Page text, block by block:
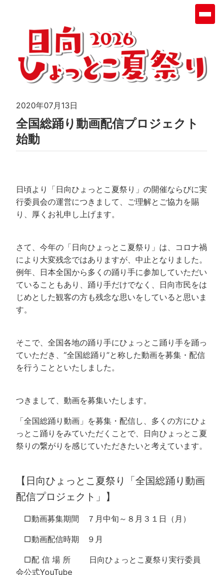
2020年07月13日
全国総踊り動画配信プロジェクト
始動
日頃より「日向ひょっとこ夏祭り」の開催ならびに実
行委員会の運営につきまして、ご理解とご協力を賜
り、厚くお礼申し上げます。
さて、今年の「日向ひょっとこ夏祭り」は、コロナ禍
により大変残念ではありますが、中止となりました。
例年、日本全国から多くの踊り手に参加していただい
ていることもあり、踊り手だけでなく、日向市民をは
じめとした観客の方も残念な思いをしていると思いま
す。
そこで、全国各地の踊り手にひょっとこ踊り手を踊っ
ていただき、”全国総踊り”と称した動画を募集・配信
を行うことといたしました。
つきまして、動画を募集いたします。
「全国総踊り動画」を募集・配信し、多くの方にひょ
っとこ踊りをみていただくことで、日向ひょっとこ夏
祭りの繋がりを感じていただきたいと考えています。
【日向ひょっとこ夏祭り「全国総踊り動画
配信プロジェクト」】
□動画募集期間 ７月中旬～８月３１日（月）
□動画配信時期 ９月
□配 信 場 所 日向ひょっとこ夏祭り実行委員
会公式YouTube